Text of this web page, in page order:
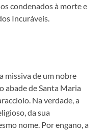
condenados à morte e
Incuráveis.
missiva de um nobre
abade de Santa Maria
Na verdade, a
da sua
nome. Por engano, a